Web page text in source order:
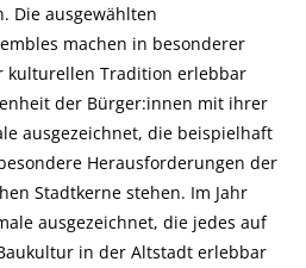
Die ausgewählten
machen in besonderer
kulturellen Tradition erlebbar
der Bürger:innen mit ihrer
ausgezeichnet, die beispielhaft
Herausforderungen der
Stadtkerne stehen. Im Jahr
ausgezeichnet, die jedes auf
in der Altstadt erlebbar